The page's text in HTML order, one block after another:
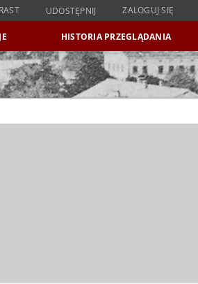
UDOSTĘPNIJ ZALOGUJ SIĘ
HISTORIA PRZEGLĄDANIA